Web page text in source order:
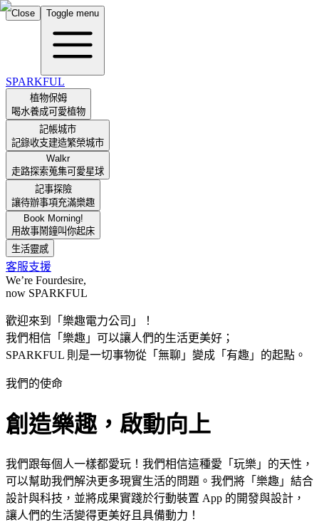
Close Toggle menu
SPARKFUL
植物保姆
喝水養成可愛植物
記帳城市
記錄收支建造繁榮城市
Walkr
走路探索蒐集可愛星球
記事探險
讓待辦事項充滿樂趣
Book Morning!
用故事鬧鐘叫你起床
生活靈感
客服支援
We’re Fourdesire,
now SPARKFUL
歡迎來到「樂趣電力公司」！
我們相信「樂趣」可以讓人們的生活更美好；
SPARKFUL 則是一切事物從「無聊」變成「有趣」的起點。
我們的使命
創造樂趣，啟動向上
我們跟每個人一樣都愛玩！我們相信這種愛「玩樂」的天性，
可以幫助我們解決更多現實生活的問題。我們將「樂趣」結合
設計與科技，並將成果實踐於行動裝置 App 的開發與設計，
讓人們的生活變得更美好且具備動力！